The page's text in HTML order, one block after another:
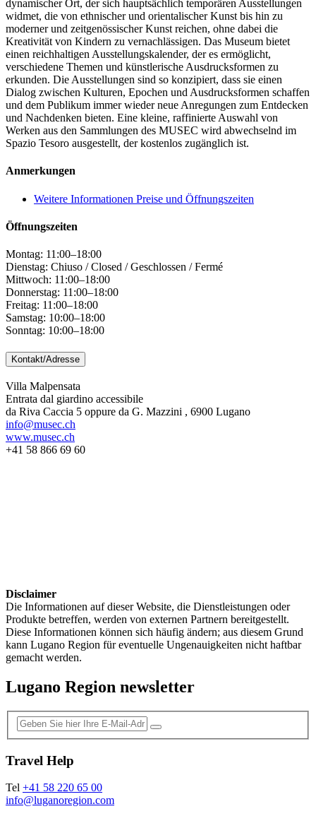
dynamischer Ort, der sich hauptsächlich temporären Ausstellungen
widmet, die von ethnischer und orientalischer Kunst bis hin zu
moderner und zeitgenössischer Kunst reichen, ohne dabei die
Kreativität von Kindern zu vernachlässigen. Das Museum bietet
einen reichhaltigen Ausstellungskalender, der es ermöglicht,
verschiedene Themen und künstlerische Ausdrucksformen zu
erkunden. Die Ausstellungen sind so konzipiert, dass sie einen
Dialog zwischen Kulturen, Epochen und Ausdrucksformen schaffen
und dem Publikum immer wieder neue Anregungen zum Entdecken
und Nachdenken bieten. Eine kleine, raffinierte Auswahl von
Werken aus den Sammlungen des MUSEC wird abwechselnd im
Spazio Tesoro ausgestellt, der kostenlos zugänglich ist.
Anmerkungen
Weitere Informationen Preise und Öffnungszeiten
Öffnungszeiten
Montag: 11:00–18:00
Dienstag: Chiuso / Closed / Geschlossen / Fermé
Mittwoch: 11:00–18:00
Donnerstag: 11:00–18:00
Freitag: 11:00–18:00
Samstag: 10:00–18:00
Sonntag: 10:00–18:00
Kontakt/Adresse
Villa Malpensata
Entrata dal giardino accessibile
da Riva Caccia 5 oppure da G. Mazzini , 6900 Lugano
info@musec.ch
www.musec.ch
+41 58 866 69 60
Disclaimer
Die Informationen auf dieser Website, die Dienstleistungen oder
Produkte betreffen, werden von externen Partnern bereitgestellt.
Diese Informationen können sich häufig ändern; aus diesem Grund
kann Lugano Region für eventuelle Ungenauigkeiten nicht haftbar
gemacht werden.
Lugano Region newsletter
Travel Help
Tel +41 58 220 65 00
info@luganoregion.com